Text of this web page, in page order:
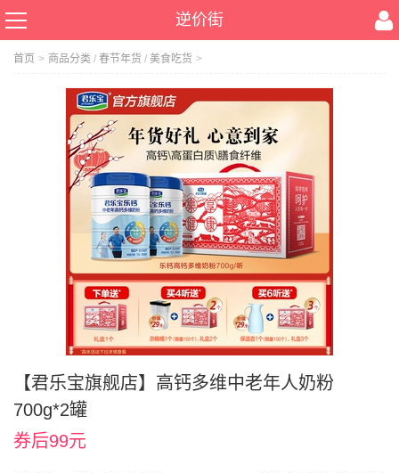
逆价街
首页 > 商品分类 / 春节年货 / 美食吃货 >
【君乐宝旗舰店】高钙多维中老年人奶粉
700g*2罐
券后99元